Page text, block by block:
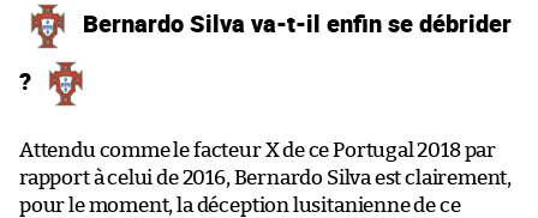
Bernardo Silva va-t-il enfin se débrider
?
Attendu comme le facteur X de ce Portugal 2018 par
rapport à celui de 2016, Bernardo Silva est clairement,
pour le moment, la déception lusitanienne de ce